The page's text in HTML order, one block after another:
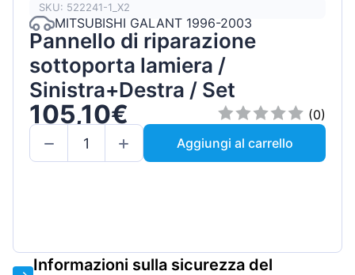
SKU: 522241-1_X2
MITSUBISHI GALANT 1996-2003
Pannello di riparazione
sottoporta lamiera /
Sinistra+Destra / Set
105,10€
(0)
Aggiungi al carrello
Informazioni sulla sicurezza del